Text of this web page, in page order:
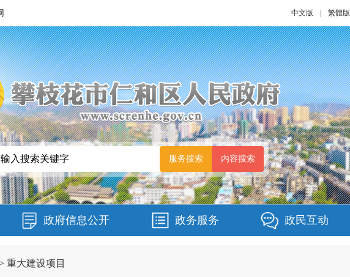
中文版 繁體版
政府信息公开 政务服务 政民互动
重大建设项目